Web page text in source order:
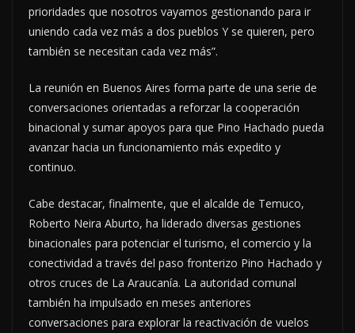
prioridades que nosotros vayamos gestionando para ir
uniendo cada vez más a dos pueblos Y se quieren, pero
también se necesitan cada vez más”.
La reunión en Buenos Aires forma parte de una serie de
conversaciones orientadas a reforzar la cooperación
binacional y sumar apoyos para que Pino Hachado pueda
avanzar hacia un funcionamiento más expedito y
continuo.
Cabe destacar, finalmente, que el alcalde de Temuco,
Roberto Neira Aburto, ha liderado diversas gestiones
binacionales para potenciar el turismo, el comercio y la
conectividad a través del paso fronterizo Pino Hachado y
otros cruces de La Araucanía. La autoridad comunal
también ha impulsado en meses anteriores
conversaciones para explorar la reactivación de vuelos